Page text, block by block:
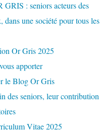
GRIS : seniors acteurs des
dans une société pour tous les
Or Gris 2025
apporter
le Blog Or Gris
des seniors, leur contribution
Vitae 2025